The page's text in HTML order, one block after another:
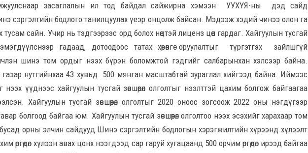
засаглалын ил тод байдал сайжирна хэмээн УУХҮЯ-ны дэд сайд
сэргэлтийн бодлого танилцуулах үеэр онцолж байсан. Мэдээж хэдий чинээ олон га
тусам сайн. Учир нь тэдгээрээс орд болох нөөцтэй лиценз цөөн гардаг. Хайгуулын тусгай
гадаад, дотоодоос татах хөрөнгө оруулалтыг түргэтгэх зайлшгүй
шинэ том ордыг нээх бүрэн боломжтой гэдгийг салбарынхан хэлсээр байна.
нутгийнхаа 43 хувьд 500 мянган масштабтай зураглал хийгээд байна. Иймээс
үүднээс хайгуулын тусгай зөвшөөрөл олголтыг нээлттэй цахим болгож байгаагаа
Хайгуулын тусгай зөвшөөрөл олголтыг 2020 оноос зогсоож 2022 оны нэгдүгээр
болгоод байгаа юм. Хайгуулын тусгай зөвшөөрөл олголтоо нээх эсэхийг харахаар том
бусад орны элчин сайдууд Шинэ сэргэлтийн бодлогын хэрэгжилтийн хүрээнд хүлээлт
өргөдөл хүлээн авах цонх нээгдээд сар гаруй хугацаанд 500 орчим өргөдөл ирээд байгаа